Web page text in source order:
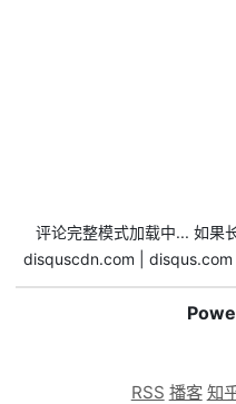
评论完整模式加载中... 如果
disquscdn.com | disqus.com
RSS 播客 知